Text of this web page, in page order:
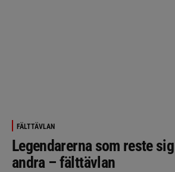
FÄLTTÄVLAN
Legendarerna som reste
andra – fälttävlan